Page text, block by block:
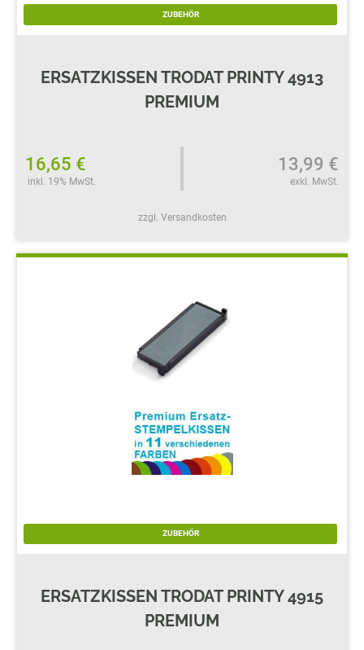
ZUBEHÖR
ERSATZKISSEN TRODAT PRINTY 4913
PREMIUM
16,65 €
inkl. 19% MwSt.
13,99 €
exkl. MwSt.
zzgl. Versandkosten
ZUBEHÖR
ERSATZKISSEN TRODAT PRINTY 4915
PREMIUM